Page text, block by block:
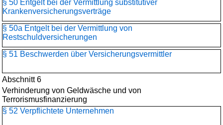
§ 50 Entgelt bei der Vermittlung substitutiver
Krankenversicherungsverträge
§ 50a Entgelt bei der Vermittlung von
Restschuldversicherungen
§ 51 Beschwerden über Versicherungsvermittler
Abschnitt 6
Verhinderung von Geldwäsche und von
Terrorismusfinanzierung
§ 52 Verpflichtete Unternehmen